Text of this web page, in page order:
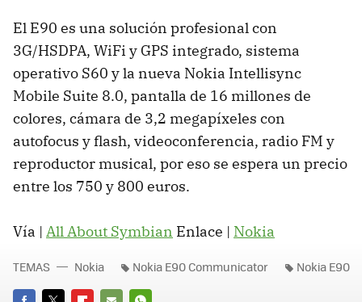
El E90 es una solución profesional con
3G/HSDPA, WiFi y GPS integrado, sistema
operativo S60 y la nueva Nokia Intellisync
Mobile Suite 8.0, pantalla de 16 millones de
colores, cámara de 3,2 megapíxeles con
autofocus y flash, videoconferencia, radio FM y
reproductor musical, por eso se espera un precio
entre los 750 y 800 euros.
Vía | All About Symbian Enlace | Nokia
TEMAS Nokia Nokia E90 Communicator Nokia E90